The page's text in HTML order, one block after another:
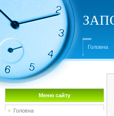
Головна
Меню сайту
Головна